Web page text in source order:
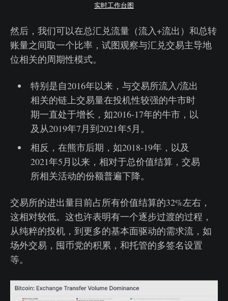
实时工作台图
然后，我们可以在总汇兑流量（流入+流出）和总转
账量之间取一个比率，试图观察与汇兑交易主导地
位相关的周期性模式。
特别是自2016年以来，与交易所流入/流出
相关的链上交易量在投机性较强的牛市时
期一直处于增长，如2016-17年的牛市，以
及从2019年7月到2021年5月。
相反，在熊市后期，如2018-19年，以及
2021年5月以来，相对于总价值结算，交易
所相关活动的份额普遍下降。
交易所的进出量目前占所有价值结算的32%左右，
这相对较低。这也许表明有一个逐步过渡的过程，
从纯粹的投机，到更多的基本面驱动的需求流，如
场外交易，囤币党的积累，和托管的多签名设置
等。